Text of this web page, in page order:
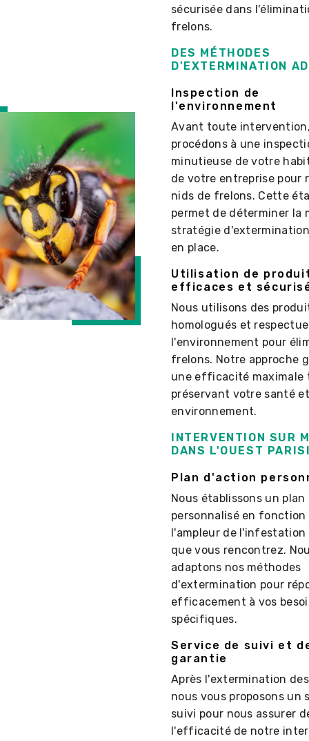
sécurisée dans
frelons.
DES MÉTHODES
D'EXTERMINATION
Inspection de
l'environnement
Avant toute
procédons à une
minutieuse de votre
de votre entreprise pour
nids de frelons. Cette
permet de déterminer la
stratégie
en place.
Utilisation de
efficaces et
Nous utilisons des
homologués et
l'environnement pour
frelons. Notre approche
une efficacité maximale
préservant votre santé
environnement.
INTERVENTION SUR
DANS L'OUEST
Plan d'action
Nous établissons un
personnalisé en fonction
l'ampleur de
que vous rencontrez.
adaptons nos méthodes
d'extermination pour
efficacement à vos
spécifiques.
Service de suivi et
garantie
Après l'extermination
nous vous proposons un
suivi pour nous assurer
l'efficacité de notre